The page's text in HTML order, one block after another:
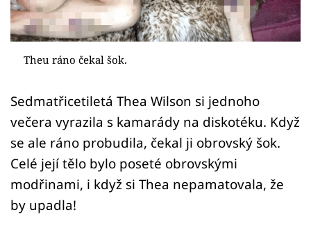
Přihlášení
Theu ráno čekal šok.
Sedmatřicetiletá Thea Wilson si jednoho
večera vyrazila s kamarády na diskotéku. Když
se ale ráno probudila, čekal ji obrovský šok.
Celé její tělo bylo poseté obrovskými
modřinami, i když si Thea nepamatovala, že
by upadla!